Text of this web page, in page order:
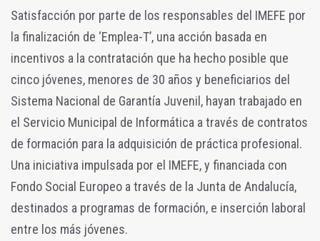
Satisfacción por parte de los responsables del IMEFE por
la finalización de ‘Emplea-T’, una acción basada en
incentivos a la contratación que ha hecho posible que
cinco jóvenes, menores de 30 años y beneficiarios del
Sistema Nacional de Garantía Juvenil, hayan trabajado en
el Servicio Municipal de Informática a través de contratos
de formación para la adquisición de práctica profesional.
Una iniciativa impulsada por el IMEFE, y financiada con
Fondo Social Europeo a través de la Junta de Andalucía,
destinados a programas de formación, e inserción laboral
entre los más jóvenes.